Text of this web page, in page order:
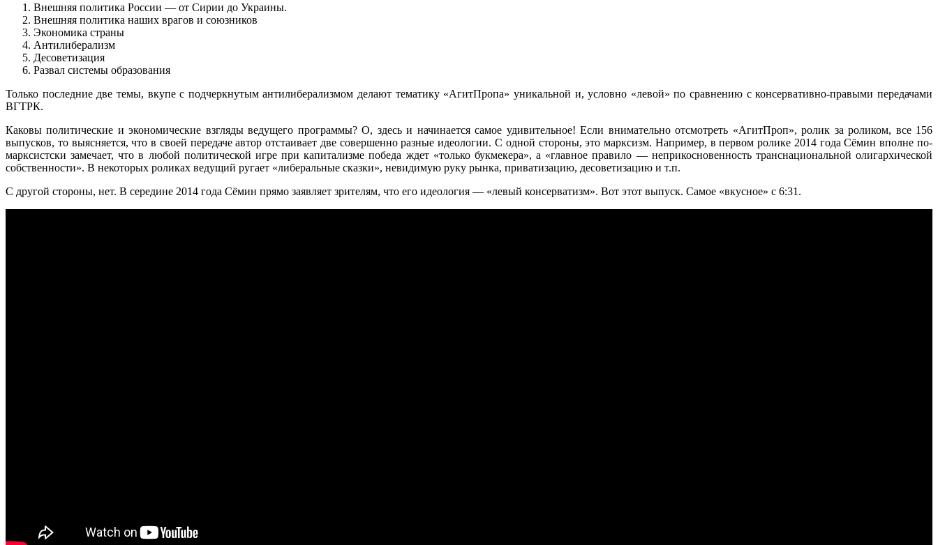
Внешняя политика России — от Сирии до Украины.
Внешняя политика наших врагов и союзников
Экономика страны
Антилиберализм
Десоветизация
Развал системы образования
Только последние две темы, вкупе с подчеркнутым антилиберализмом делают тематику «АгитПропа» уникальной и, условно «левой» по сравнению с консервативно-правыми передачами
ВГТРК.
Каковы политические и экономические взгляды ведущего программы? О, здесь и начинается самое удивительное! Если внимательно отсмотреть «АгитПроп», ролик за роликом, все 156
выпусков, то выясняется, что в своей передаче автор отстаивает две совершенно разные идеологии. С одной стороны, это марксизм. Например, в первом ролике 2014 года Сёмин вполне по-
марксистски замечает, что в любой политической игре при капитализме победа ждет «только букмекера», а «главное правило — неприкосновенность транснациональной олигархической
собственности». В некоторых роликах ведущий ругает «либеральные сказки», невидимую руку рынка, приватизацию, десоветизацию и т.п.
С другой стороны, нет. В середине 2014 года Сёмин прямо заявляет зрителям, что его идеология — «левый консерватизм». Вот этот выпуск. Самое «вкусное» с 6:31.